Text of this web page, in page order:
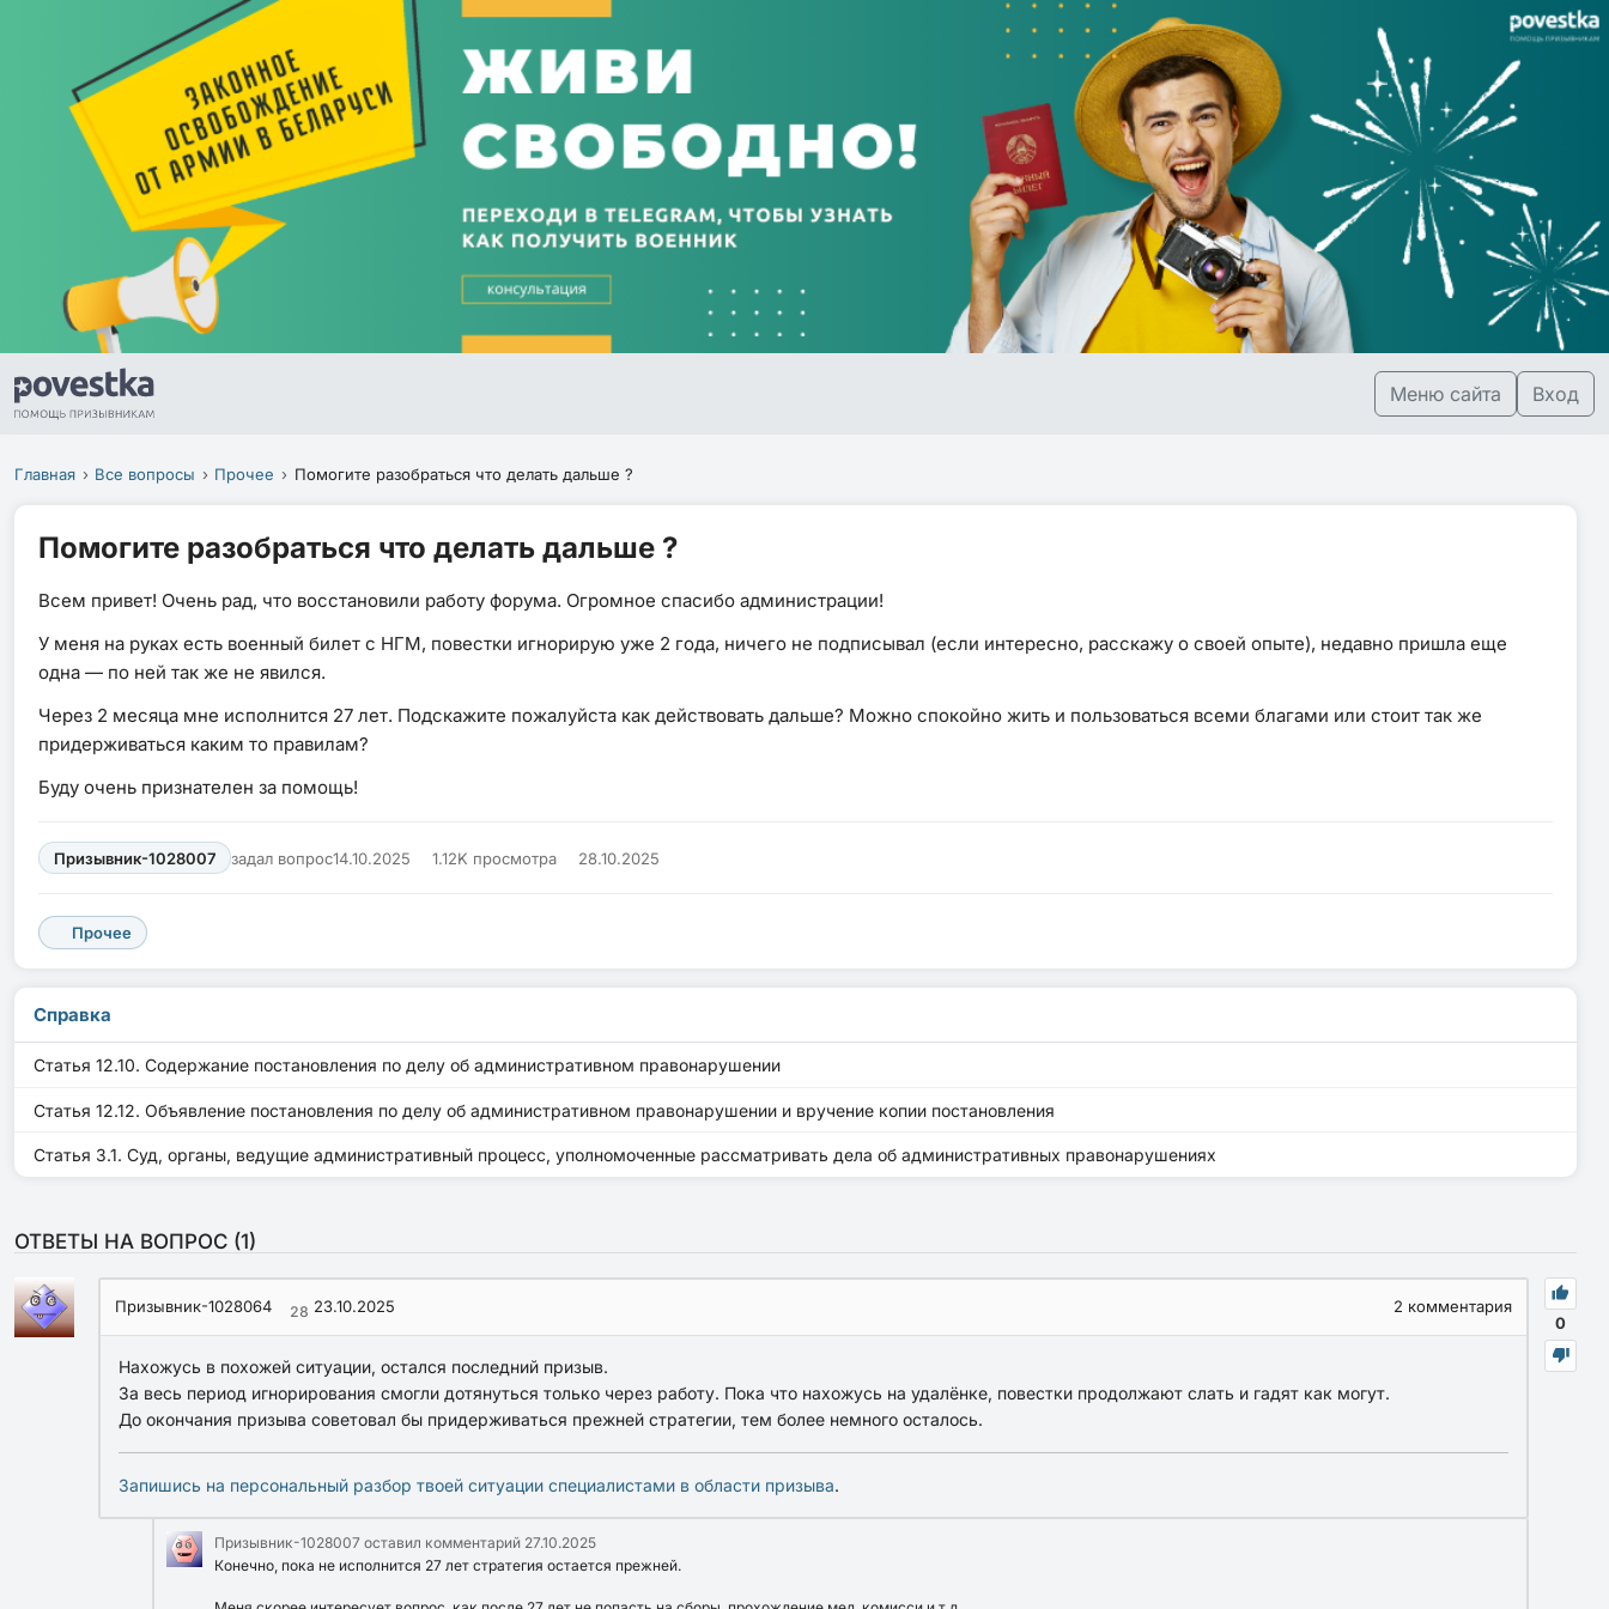
Меню сайта Вход
Главная Все вопросы Прочее Помогите разобраться что делать дальше ?
Помогите разобраться что делать дальше ?
Всем привет! Очень рад, что восстановили работу форума. Огромное спасибо администрации!
У меня на руках есть военный билет с НГМ, повестки игнорирую уже 2 года, ничего не подписывал (если интересно, расскажу о своей опыте), недавно пришла еще
одна — по ней так же не явился.
Через 2 месяца мне исполнится 27 лет. Подскажите пожалуйста как действовать дальше? Можно спокойно жить и пользоваться всеми благами или стоит так же
придерживаться каким то правилам?
Буду очень признателен за помощь!
Призывник-1028007 задал вопрос14.10.2025 1.12K просмотра 28.10.2025
Прочее
Справка
Статья 12.10. Содержание постановления по делу об административном правонарушении
Статья 12.12. Объявление постановления по делу об административном правонарушении и вручение копии постановления
Статья 3.1. Суд, органы, ведущие административный процесс, уполномоченные рассматривать дела об административных правонарушениях
ОТВЕТЫ НА ВОПРОС (1)
0
Призывник-1028064 28 23.10.2025 2 комментария
Нахожусь в похожей ситуации, остался последний призыв.
За весь период игнорирования смогли дотянуться только через работу. Пока что нахожусь на удалёнке, повестки продолжают слать и гадят как могут.
До окончания призыва советовал бы придерживаться прежней стратегии, тем более немного осталось.
Запишись на персональный разбор твоей ситуации специалистами в области призыва.
Призывник-1028007 оставил комментарий 27.10.2025
Конечно, пока не исполнится 27 лет стратегия остается прежней.